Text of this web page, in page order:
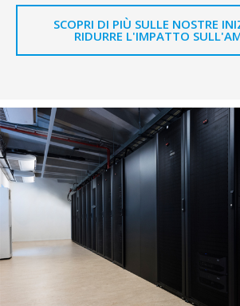
SCOPRI DI PIÙ SULLE NOSTRE
RIDURRE L'IMPATTO